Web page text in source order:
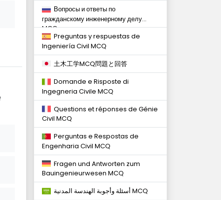
Вопросы и ответы по
гражданскому инженерному делу
MCQ
Preguntas y respuestas de
Ingeniería Civil MCQ
土木工学MCQ問題と回答
Domande e Risposte di
Ingegneria Civile MCQ
Questions et réponses de Génie
Civil MCQ
Perguntas e Respostas de
Engenharia Civil MCQ
Fragen und Antworten zum
Bauingenieurwesen MCQ
أسئلة وأجوبة الهندسة المدنية MCQ